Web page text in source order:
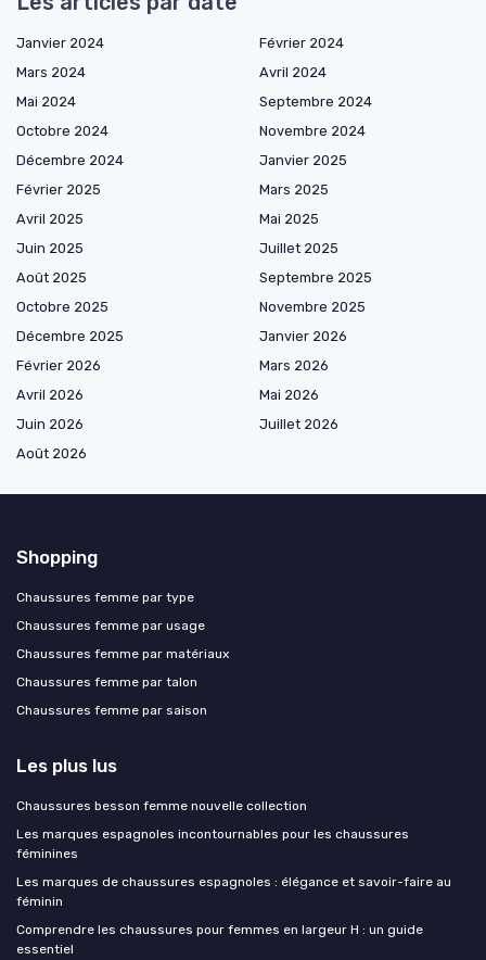
Janvier 2024
Février 2024
Mars 2024
Avril 2024
Mai 2024
Septembre 2024
Octobre 2024
Novembre 2024
Décembre 2024
Janvier 2025
Février 2025
Mars 2025
Avril 2025
Mai 2025
Juin 2025
Juillet 2025
Août 2025
Septembre 2025
Octobre 2025
Novembre 2025
Décembre 2025
Janvier 2026
Février 2026
Mars 2026
Avril 2026
Mai 2026
Juin 2026
Juillet 2026
Août 2026
Shopping
Chaussures femme par type
Chaussures femme par usage
Chaussures femme par matériaux
Chaussures femme par talon
Chaussures femme par saison
Les plus lus
Chaussures besson femme nouvelle collection
Les marques espagnoles incontournables pour les chaussures
féminines
Les marques de chaussures espagnoles : élégance et savoir-faire au
féminin
Comprendre les chaussures pour femmes en largeur H : un guide
essentiel